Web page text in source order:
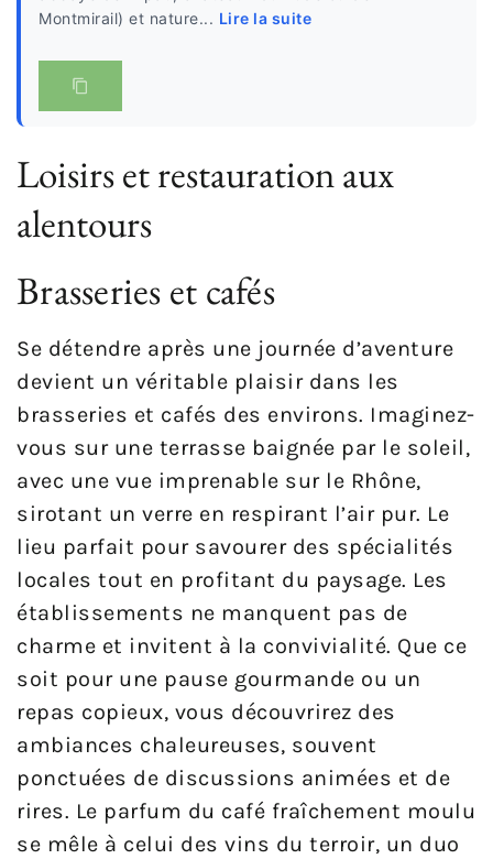
Montmirail) et nature... Lire la suite
Loisirs et restauration aux
alentours
Brasseries et cafés
Se détendre après une journée d’aventure
devient un véritable plaisir dans les
brasseries et cafés des environs. Imaginez-
vous sur une terrasse baignée par le soleil,
avec une vue imprenable sur le Rhône,
sirotant un verre en respirant l’air pur. Le
lieu parfait pour savourer des spécialités
locales tout en profitant du paysage. Les
établissements ne manquent pas de
charme et invitent à la convivialité. Que ce
soit pour une pause gourmande ou un
repas copieux, vous découvrirez des
ambiances chaleureuses, souvent
ponctuées de discussions animées et de
rires. Le parfum du café fraîchement moulu
se mêle à celui des vins du terroir, un duo